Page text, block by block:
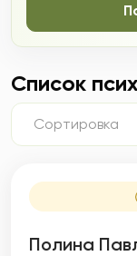
Список
Сортировка
Полина